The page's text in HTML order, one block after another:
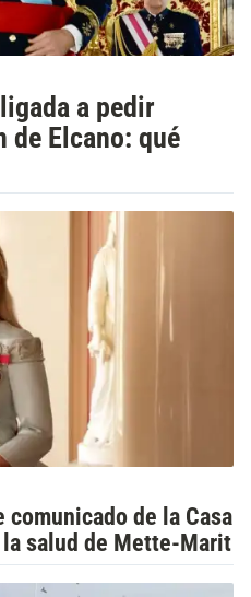
a pedir
Elcano: qué
de la Casa
la salud de Mette-Marit